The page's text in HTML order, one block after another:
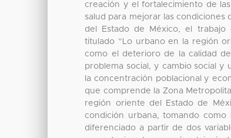
creación y el fortalecimiento de
salud para mejorar las condiciones
del Estado de México, el trabajo
titulado “Lo urbano en la región
como el deterioro de la calidad
problema social, y cambio social y
la concentración poblacional y
que comprende la Zona
región oriente del Estado de
condición urbana, tomando
diferenciado a partir de dos